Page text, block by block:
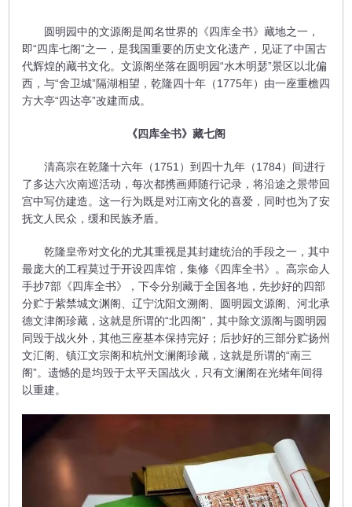
社科讲堂
科普活动
圆明园中的文源阁是闻名世界的《四库全书》藏地之一，
即“四库七阁”之一，是我国重要的历史文化遗产，见证了中国古
代辉煌的藏书文化。文源阁坐落在圆明园“水木明瑟”景区以北偏
西，与“舍卫城”隔湖相望，乾隆四十年（1775年）由一座重檐四
方大亭“四达亭”改建而成。
《四库全书》藏七阁
清高宗在乾隆十六年（1751）到四十九年（1784）间进行
了多达六次南巡活动，每次都携画师随行记录，将沿途之景带回
宫中写仿建造。这一行为既是对江南文化的喜爱，同时也为了安
抚文人民众，缓和民族矛盾。
乾隆皇帝对文化的尤其重视是其封建统治的手段之一，其中
最庞大的工程莫过于开设四库馆，集修《四库全书》。高宗命人
手抄7部《四库全书》，下令分别藏于全国各地，先抄好的四部
分贮于紫禁城文渊阁、辽宁沈阳文溯阁、圆明园文源阁、河北承
德文津阁珍藏，这就是所谓的“北四阁”，其中除文源阁与圆明园
同毁于战火外，其他三座基本保持完好；后抄好的三部分贮扬州
文汇阁、镇江文宗阁和杭州文澜阁珍藏，这就是所谓的“南三
阁”。遗憾的是均毁于太平天国战火，只有文澜阁在光绪年间得
以重建。